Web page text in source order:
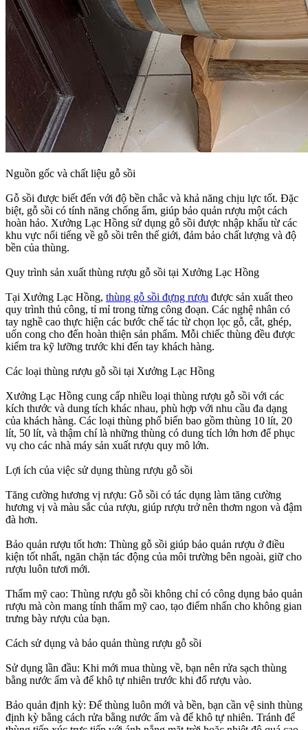
Nguồn gốc và chất liệu gỗ sồi
Gỗ sồi được biết đến với độ bền chắc và khả năng chịu lực tốt. Đặc
biệt, gỗ sồi có tính năng chống ẩm, giúp bảo quản rượu một cách
hoàn hảo. Xưởng Lạc Hồng sử dụng gỗ sồi được nhập khẩu từ các
khu vực nổi tiếng về gỗ sồi trên thế giới, đảm bảo chất lượng và độ
bền của thùng.
Quy trình sản xuất thùng rượu gỗ sồi tại Xưởng Lạc Hồng
Tại Xưởng Lạc Hồng, thùng gỗ sồi đựng rượu được sản xuất theo
quy trình thủ công, tỉ mỉ trong từng công đoạn. Các nghệ nhân có
tay nghề cao thực hiện các bước chế tác từ chọn lọc gỗ, cắt, ghép,
uốn cong cho đến hoàn thiện sản phẩm. Mỗi chiếc thùng đều được
kiểm tra kỹ lưỡng trước khi đến tay khách hàng.
Các loại thùng rượu gỗ sồi tại Xưởng Lạc Hồng
Xưởng Lạc Hồng cung cấp nhiều loại thùng rượu gỗ sồi với các
kích thước và dung tích khác nhau, phù hợp với nhu cầu đa dạng
của khách hàng. Các loại thùng phổ biến bao gồm thùng 10 lít, 20
lít, 50 lít, và thậm chí là những thùng có dung tích lớn hơn để phục
vụ cho các nhà máy sản xuất rượu quy mô lớn.
Lợi ích của việc sử dụng thùng rượu gỗ sồi
Tăng cường hương vị rượu: Gỗ sồi có tác dụng làm tăng cường
hương vị và màu sắc của rượu, giúp rượu trở nên thơm ngon và đậm
đà hơn.
Bảo quản rượu tốt hơn: Thùng gỗ sồi giúp bảo quản rượu ở điều
kiện tốt nhất, ngăn chặn tác động của môi trường bên ngoài, giữ cho
rượu luôn tươi mới.
Thẩm mỹ cao: Thùng rượu gỗ sồi không chỉ có công dụng bảo quản
rượu mà còn mang tính thẩm mỹ cao, tạo điểm nhấn cho không gian
trưng bày rượu của bạn.
Cách sử dụng và bảo quản thùng rượu gỗ sồi
Sử dụng lần đầu: Khi mới mua thùng về, bạn nên rửa sạch thùng
bằng nước ấm và để khô tự nhiên trước khi đổ rượu vào.
Bảo quản định kỳ: Để thùng luôn mới và bền, bạn cần vệ sinh thùng
định kỳ bằng cách rửa bằng nước ấm và để khô tự nhiên. Tránh để